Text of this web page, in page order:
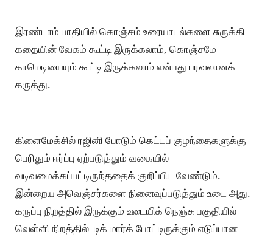
இரண்டாம் பாதியில் கொஞ்சம் உரையாடல்களை சுருக்கி
கதையின் வேகம் கூட்டி இருக்கலாம், கொஞ்சமே
காமெடியையும் கூட்டி இருக்கலாம் என்பது பரவலானக்
கருத்து.
கிளைமேக்சில் ரஜினி போடும் கெட்டப் குழந்தைகளுக்கு
பெரிதும் ஈர்ப்பு ஏற்படுத்தும் வகையில்
வடிவமைக்கப்பட்டிருந்ததைக் குறிப்பிட வேண்டும்.
இன்றைய அவெஞ்சர்களை நினைவுப்படுத்தும் உடை அது.
கருப்பு நிறத்தில் இருக்கும் உடையிக் நெஞ்சு பகுதியில்
வெள்ளி நிறத்தில் டிக் மார்க் போட்டிருக்கும் எடுப்பான